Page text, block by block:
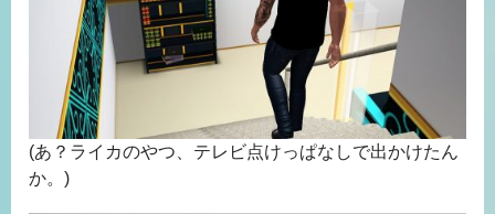
(あ？ライカのやつ、テレビ点けっぱなしで出かけたん
か。)